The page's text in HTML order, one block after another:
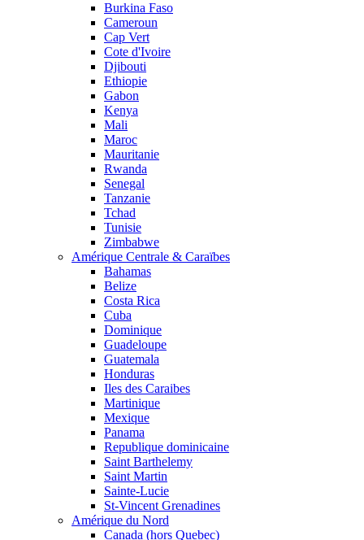
Burkina Faso
Cameroun
Cap Vert
Cote d'Ivoire
Djibouti
Ethiopie
Gabon
Kenya
Mali
Maroc
Mauritanie
Rwanda
Senegal
Tanzanie
Tchad
Tunisie
Zimbabwe
Amérique Centrale & Caraïbes
Bahamas
Belize
Costa Rica
Cuba
Dominique
Guadeloupe
Guatemala
Honduras
Iles des Caraibes
Martinique
Mexique
Panama
Republique dominicaine
Saint Barthelemy
Saint Martin
Sainte-Lucie
St-Vincent Grenadines
Amérique du Nord
Canada (hors Quebec)